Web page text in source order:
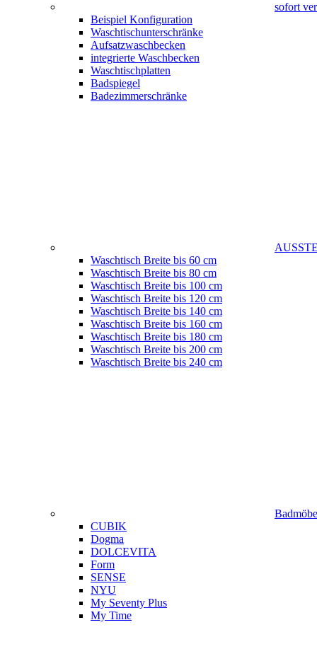
sofort
Beispiel Konfiguration
Waschtischunterschränke
Aufsatzwaschbecken
integrierte Waschbecken
Waschtischplatten
Badspiegel
Badezimmerschränke
Waschtisch Breite bis 60 cm
Waschtisch Breite bis 80 cm
Waschtisch Breite bis 100 cm
Waschtisch Breite bis 120 cm
Waschtisch Breite bis 140 cm
Waschtisch Breite bis 160 cm
Waschtisch Breite bis 180 cm
Waschtisch Breite bis 200 cm
Waschtisch Breite bis 240 cm
CUBIK
Dogma
DOLCEVITA
Form
SENSE
NYU
My Seventy Plus
My Time